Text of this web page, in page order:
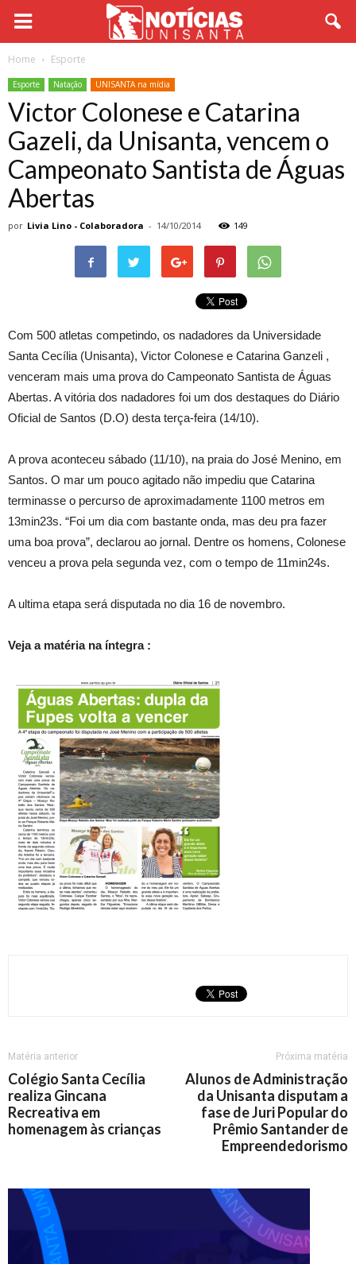
Home Esporte
Esporte Natação UNISANTA na mídia
Victor Colonese e Catarina
Gazeli, da Unisanta, vencem o
Campeonato Santista de Águas
Abertas
por Livia Lino - Colaboradora - 14/10/2014 149
Com 500 atletas competindo, os nadadores da Universidade
Santa Cecília (Unisanta), Victor Colonese e Catarina Ganzeli ,
venceram mais uma prova do Campeonato Santista de Águas
Abertas. A vitória dos nadadores foi um dos destaques do Diário
Oficial de Santos (D.O) desta terça-feira (14/10).
A prova aconteceu sábado (11/10), na praia do José Menino, em
Santos. O mar um pouco agitado não impediu que Catarina
terminasse o percurso de aproximadamente 1100 metros em
13min23s. “Foi um dia com bastante onda, mas deu pra fazer
uma boa prova”, declarou ao jornal. Dentre os homens, Colonese
venceu a prova pela segunda vez, com o tempo de 11min24s.
A ultima etapa será disputada no dia 16 de novembro.
Veja a matéria na íntegra :
Matéria anterior
Colégio Santa Cecília
realiza Gincana
Recreativa em
homenagem às crianças
Próxima matéria
Alunos de Administração
da Unisanta disputam a
fase de Juri Popular do
Prêmio Santander de
Empreendedorismo